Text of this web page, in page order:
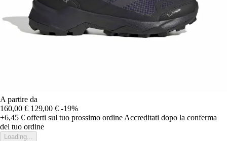
A partire da
160,00 € 129,00 € -19%
+6,45 € offerti sul tuo prossimo ordine Accreditati dopo la conferma
del tuo ordine
Loading...